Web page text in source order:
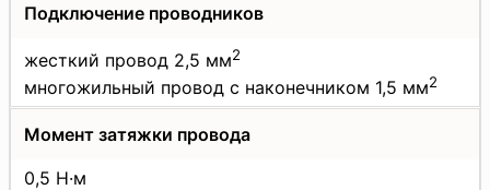
Подключение проводников
жесткий провод 2,5 мм2
многожильный провод с наконечником 1,5 мм2
Момент затяжки провода
0,5 Н·м